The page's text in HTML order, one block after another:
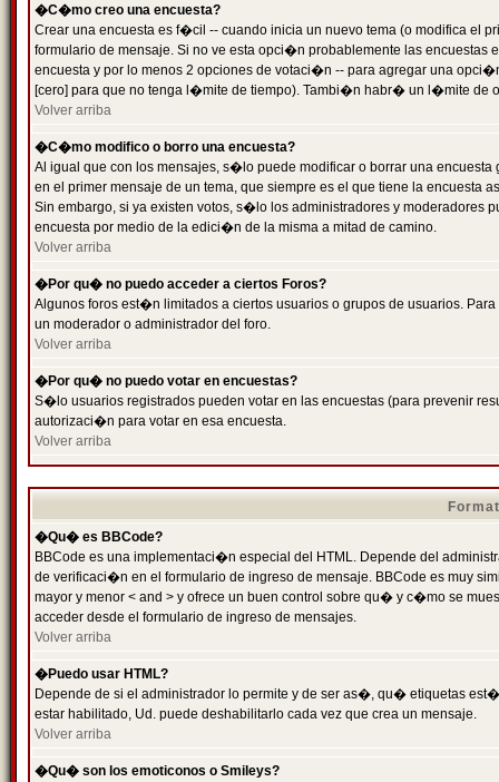
�C�mo creo una encuesta?
Crear una encuesta es f�cil -- cuando inicia un nuevo tema (o modifica el
formulario de mensaje. Si no ve esta opci�n probablemente las
encuesta y por lo menos 2 opciones de votaci�n -- para agregar una
[cero] para que no tenga l�mite de tiempo). Tambi�n habr� un l�mite de
Volver arriba
�C�mo modifico o borro una encuesta?
Al igual que con los mensajes, s�lo puede modificar o borrar una
en el primer mensaje de un tema, que siempre es el que tiene la encuesta
Sin embargo, si ya existen votos, s�lo los administradores y moderadores
encuesta por medio de la edici�n de la misma a mitad de camino.
Volver arriba
�Por qu� no puedo acceder a ciertos Foros?
Algunos foros est�n limitados a ciertos usuarios o grupos de usuarios.
un moderador o administrador del foro.
Volver arriba
�Por qu� no puedo votar en encuestas?
S�lo usuarios registrados pueden votar en las encuestas (para prevenir
autorizaci�n para votar en esa encuesta.
Volver arriba
�Qu� es BBCode?
BBCode es una implementaci�n especial del HTML. Depende del
de verificaci�n en el formulario de ingreso de mensaje. BBCode es muy
mayor y menor < and > y ofrece un buen control sobre qu� y c�mo se
acceder desde el formulario de ingreso de mensajes.
Volver arriba
�Puedo usar HTML?
Depende de si el administrador lo permite y de ser as�, qu� etiquetas
estar habilitado, Ud. puede deshabilitarlo cada vez que crea un mensaje.
Volver arriba
�Qu� son los emoticonos o Smileys?